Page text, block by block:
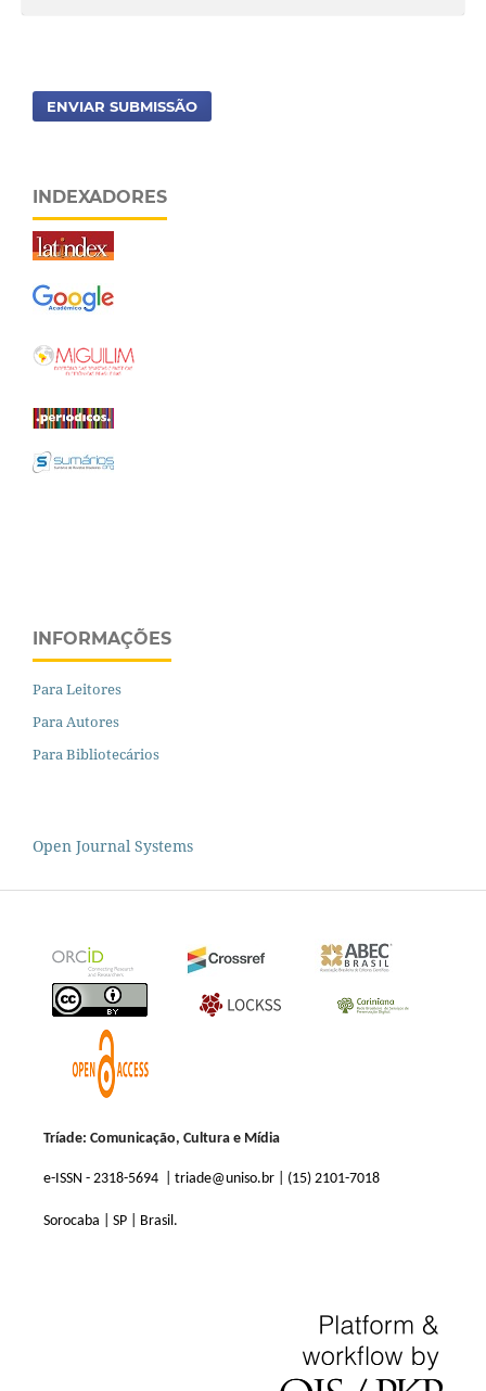
ENVIAR SUBMISSÃO
INDEXADORES
INFORMAÇÕES
Para Leitores
Para Autores
Para Bibliotecários
Open Journal Systems
Tríade: Comunicação, Cultura e Mídia
e-ISSN - 2318-5694 | triade@uniso.br | (15) 2101-7018
Sorocaba | SP | Brasil.